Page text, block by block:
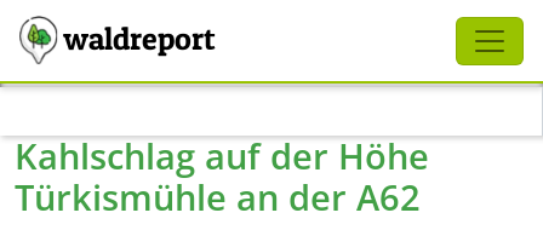
waldreport
Kahlschlag auf der Höhe
Türkismühle an der A62
Schliessen